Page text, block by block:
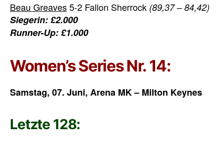
Beau Greaves5-2 Fallon Sherrock (89,37 – 84,42)
Siegerin: £2.000
Runner-Up: £1.000
Women’s Series Nr. 14:
Samstag, 07. Juni, Arena MK – Milton Keynes
Letzte 128: